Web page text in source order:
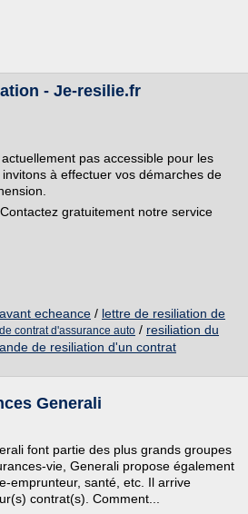
- Je-resilie.fr
pas accessible pour les
à effectuer vos démarches de
gratuitement notre service
echeance / lettre de resiliation de
contrat d'assurance auto / resiliation du
de resiliation d'un contrat
Generali
font partie des plus grands groupes
vie, Generali propose également
emprunteur, santé, etc. Il arrive
contrat(s). Comment...